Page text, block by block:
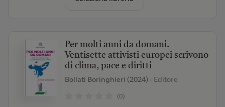
Per molti anni da domani.
Ventisette attivisti europei scrivono
di clima, pace e diritti
Bollati Boringhieri (2024)- Editore
(0)